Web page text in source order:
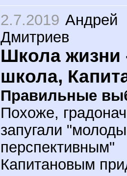
2.7.2019 Андрей
Дмитриев
Школа жизни
школа,
Правильные
Похоже,
запугали
перспективным"
Капитановым